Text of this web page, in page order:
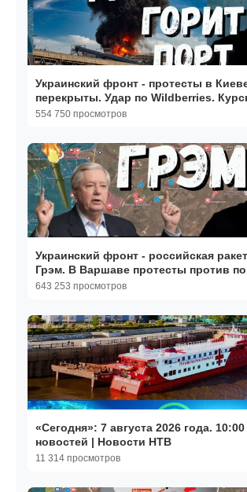
Украинский фронт - протесты в Киеве. Дороги
перекрыты. Удар по Wildberries.
света.
554 750 просмотров
Украинский фронт - российская
Грэм. В Варшаве протесты против
13.07.26
643 253 просмотров
«Сегодня»: 7 августа 2026 года.
новостей | Новости НТВ
11 314 просмотров